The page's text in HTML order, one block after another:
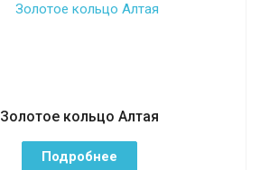
Золотое кольцо Алтая
Подробнее